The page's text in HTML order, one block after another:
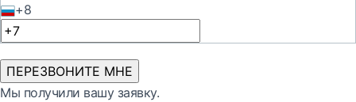
+8
ПЕРЕЗВОНИТЕ МНЕ
Мы получили вашу заявку.